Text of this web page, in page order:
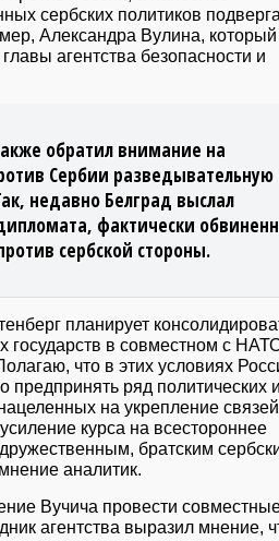
сербских политиков
Александра Вулина,
агентства безопасности и
обратил внимание на
Сербии разведывательную
недавно Белград выслал
фактически
сербской стороны.
планирует
государств в совместном с
что в этих условиях
предпринять ряд политических
на укрепление связей
курса на всестороннее
братским
аналитик.
Вучича провести
агентства выразил мнение,